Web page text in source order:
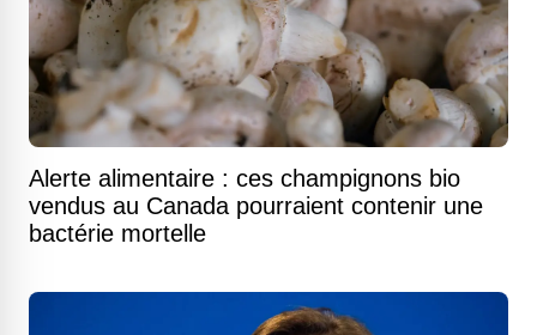
Alerte alimentaire : ces champignons bio
vendus au Canada pourraient contenir une
bactérie mortelle